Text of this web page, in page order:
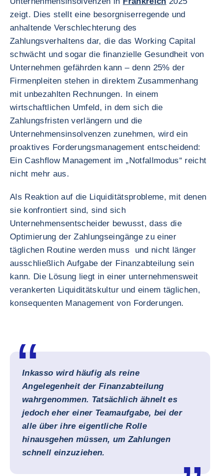
zeigt. Dies stellt eine besorgniserregende und
anhaltende Verschlechterung des
Zahlungsverhaltens dar, die das Working Capital
schwächt und sogar die finanzielle Gesundheit von
Unternehmen gefährden kann – denn 25% der
Firmenpleiten stehen in direktem Zusammenhang
mit unbezahlten Rechnungen. In einem
wirtschaftlichen Umfeld, in dem sich die
Zahlungsfristen verlängern und die
Unternehmensinsolvenzen zunehmen, wird ein
proaktives Forderungsmanagement entscheidend:
Ein Cashflow Management im „Notfallmodus“ reicht
nicht mehr aus.
Als Reaktion auf die Liquiditätsprobleme, mit denen
sie konfrontiert sind, sind sich
Unternehmensentscheider bewusst, dass die
Optimierung der Zahlungseingänge zu einer
täglichen Routine werden muss und nicht länger
ausschließlich Aufgabe der Finanzabteilung sein
kann. Die Lösung liegt in einer unternehmensweit
verankerten Liquiditätskultur und einem täglichen,
konsequenten Management von Forderungen.
Inkasso wird häufig als reine
Angelegenheit der Finanzabteilung
wahrgenommen. Tatsächlich ähnelt es
jedoch eher einer Teamaufgabe, bei der
alle über ihre eigentliche Rolle
hinausgehen müssen, um Zahlungen
schnell einzuziehen.